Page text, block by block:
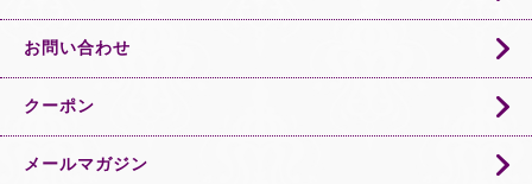
お問い合わせ
クーポン
メールマガジン